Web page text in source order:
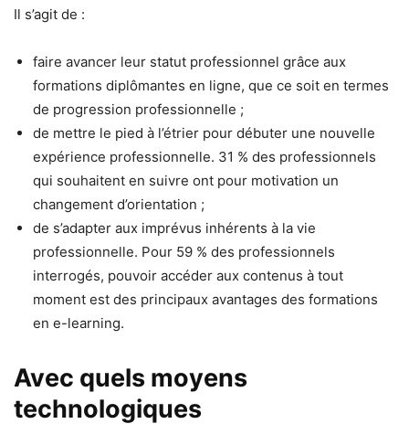
Il s’agit de :
faire avancer leur statut professionnel grâce aux
formations diplômantes en ligne, que ce soit en termes
de progression professionnelle ;
de mettre le pied à l’étrier pour débuter une nouvelle
expérience professionnelle. 31 % des professionnels
qui souhaitent en suivre ont pour motivation un
changement d’orientation ;
de s’adapter aux imprévus inhérents à la vie
professionnelle. Pour 59 % des professionnels
interrogés, pouvoir accéder aux contenus à tout
moment est des principaux avantages des formations
en e-learning.
Avec quels moyens
technologiques